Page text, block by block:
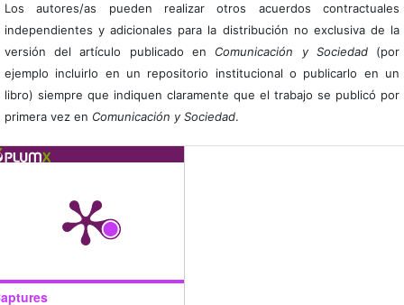
Los autores/as pueden realizar otros acuerdos contractuales
independientes y adicionales para la distribución no exclusiva de la
versión del artículo publicado en Comunicación y Sociedad(por
ejemplo incluirlo en un repositorio institucional o publicarlo en un
libro) siempre que indiquen claramente que el trabajo se publicó por
primera vez en Comunicación y Sociedad.